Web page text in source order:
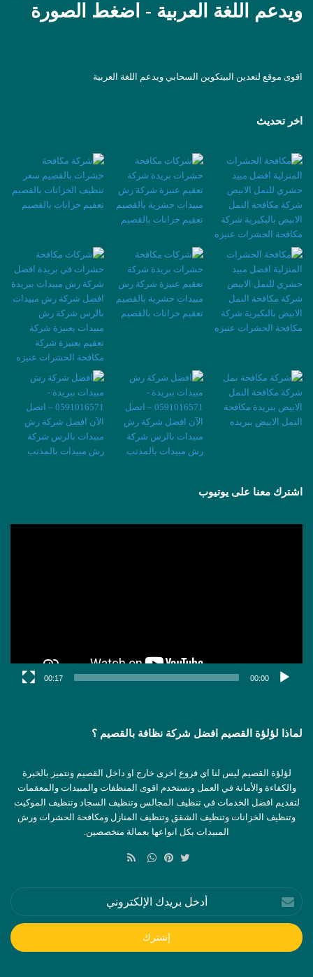
ويدعم اللغة العربية - اضغط الصورة
اقوى موقع لتعدين البيتكوين السحابي ويدعم اللغة العربية
اخر تحديث
اشترك معنا على يوتيوب
00:00
00:17
لماذا لؤلؤة القصيم افضل شركة نظافة بالقصيم ؟
لؤلؤة القصيم ليس لنا اي فروع اخرى خارج او داخل القصيم ونتميز بالخبرة
والكفاءة والأمانة في العمل ونستخدم اقوى المنظفات والمبيدات والمعقمات
لتقديم افضل الخدمات في تنظيف المجالس وتنظيف السجاد وتنظيف الموكيت
وتنظيف الخزانات وتنظيف الشقق وتنظيف المنازل ومكافحة الحشرات ورش
المبيدات بكل انواعها بعمالة متخصصين.
RSS
أدخل
بريدك
الإلكتروني